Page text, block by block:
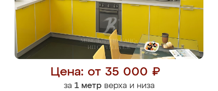
Цена: от 35 000 ₽
за 1 метрверха и низа